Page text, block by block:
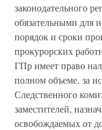
законодательного
обязательными для
порядок и сроки
прокурорских
ГПр имеет право
полном объеме, за
Следственного
заместителей,
освобождаемых от